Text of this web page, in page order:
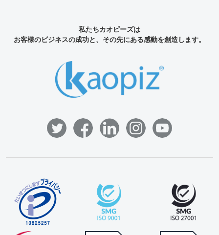
私たちカオピーズは
お客様のビジネスの成功と、その先にある感動を創造します。